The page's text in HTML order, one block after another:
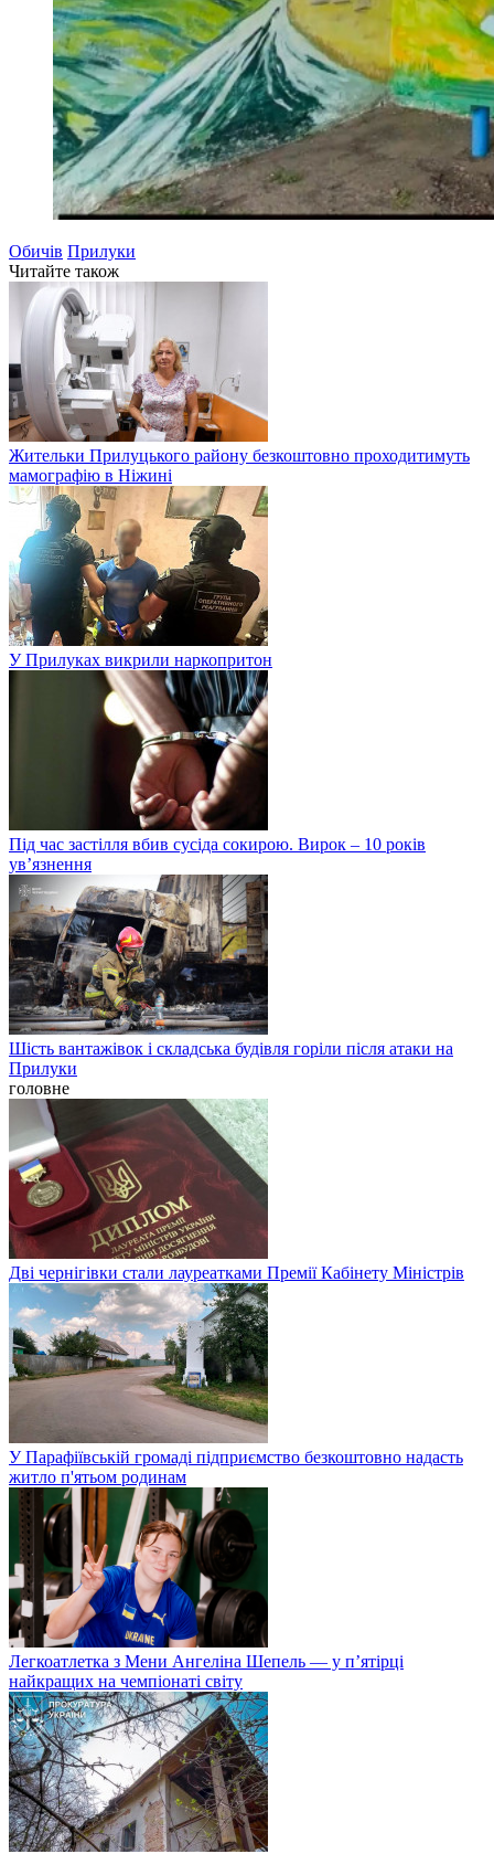
Обичів Прилуки
Читайте також
Жительки Прилуцького району безкоштовно проходитимуть
мамографію в Ніжині
У Прилуках викрили наркопритон
Під час застілля вбив сусіда сокирою. Вирок – 10 років
ув’язнення
Шість вантажівок і складська будівля горіли після атаки на
Прилуки
головне
Дві чернігівки стали лауреатками Премії Кабінету Міністрів
У Парафіївській громаді підприємство безкоштовно надасть
житло п'ятьом родинам
Легкоатлетка з Мени Ангеліна Шепель — у п’ятірці
найкращих на чемпіонаті світу